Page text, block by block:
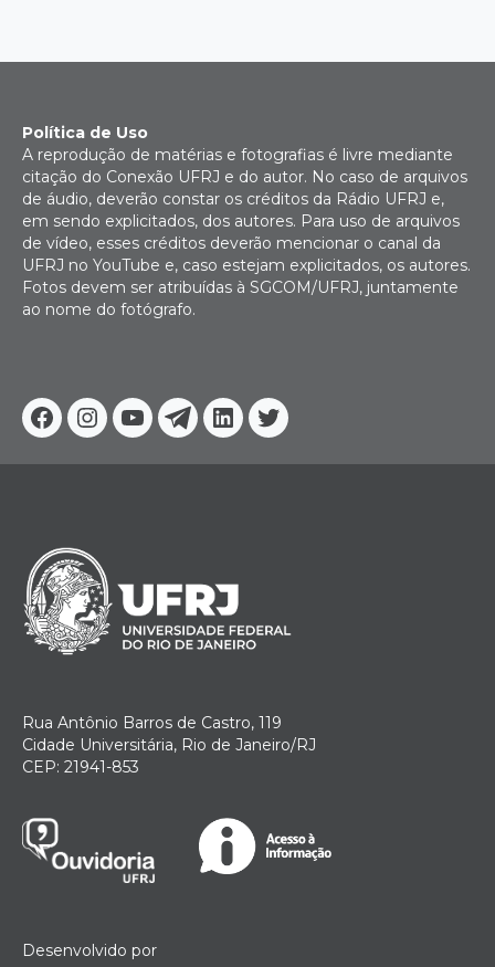
Facebook
Instagram
YoutubeTelegram
Linkedin
Twitter
Política de Uso
A reprodução de matérias e fotografias é livre mediante
citação do Conexão UFRJ e do autor. No caso de arquivos
de áudio, deverão constar os créditos da Rádio UFRJ e,
em sendo explicitados, dos autores. Para uso de arquivos
de vídeo, esses créditos deverão mencionar o canal da
UFRJ no YouTube e, caso estejam explicitados, os autores.
Fotos devem ser atribuídas à SGCOM/UFRJ, juntamente
ao nome do fotógrafo.
Rua Antônio Barros de Castro, 119
Cidade Universitária, Rio de Janeiro/RJ
CEP: 21941-853
Desenvolvido por